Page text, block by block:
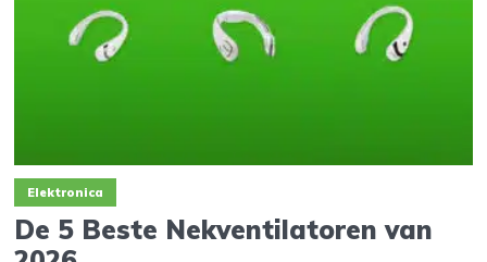
Elektronica
De 5 Beste Nekventilatoren van